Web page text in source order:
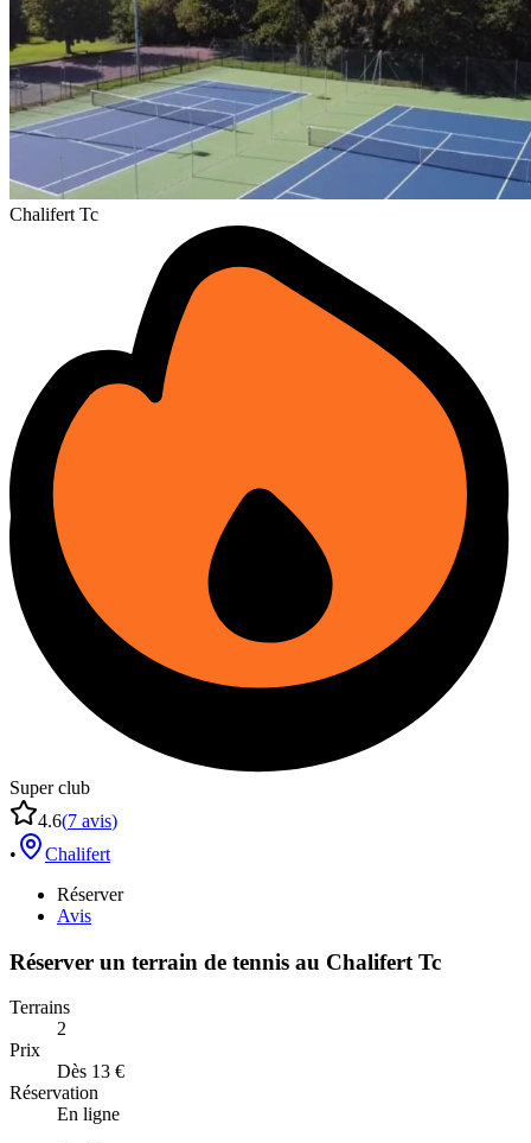
Chalifert Tc
Super club
4.6(7 avis)
•
Chalifert
Réserver
Avis
Réserver un terrain de tennis au Chalifert Tc
Terrains
2
Prix
Dès 13 €
Réservation
En ligne